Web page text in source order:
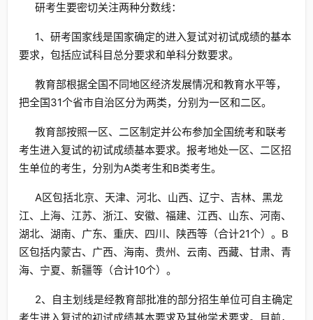
研考生要密切关注两种分数线：
1、研考国家线是国家确定的进入复试对初试成绩的基本
要求，包括应试科目总分要求和单科分数要求。
教育部根据全国不同地区经济发展情况和教育水平等，
把全国31个省市自治区分为两类，分别为一区和二区。
教育部按照一区、二区制定并公布参加全国统考和联考
考生进入复试的初试成绩基本要求。报考地处一区、二区招
生单位的考生，分别为A类考生和B类考生。
A区包括北京、天津、河北、山西、辽宁、吉林、黑龙
江、上海、江苏、浙江、安徽、福建、江西、山东、河南、
湖北、湖南、广东、重庆、四川、陕西等（合计21个）。B
区包括内蒙古、广西、海南、贵州、云南、西藏、甘肃、青
海、宁夏、新疆等（合计10个）。
2、自主划线是经教育部批准的部分招生单位可自主确定